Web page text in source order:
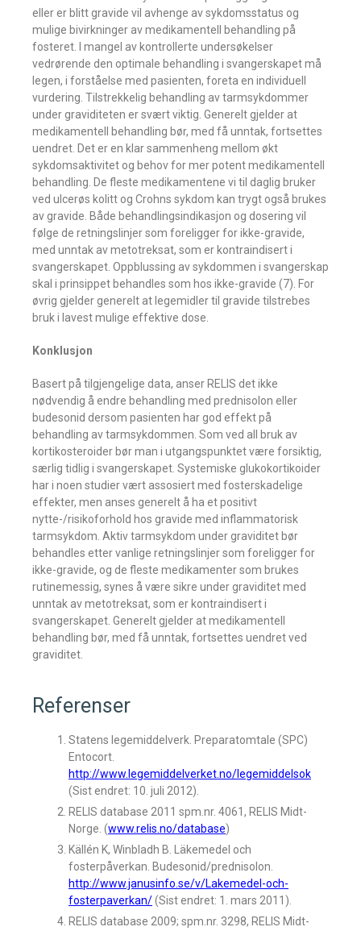
eller er blitt gravide vil avhenge av sykdomsstatus og
mulige bivirkninger av medikamentell behandling på
fosteret. I mangel av kontrollerte undersøkelser
vedrørende den optimale behandling i svangerskapet må
legen, i forståelse med pasienten, foreta en individuell
vurdering. Tilstrekkelig behandling av tarmsykdommer
under graviditeten er svært viktig. Generelt gjelder at
medikamentell behandling bør, med få unntak, fortsettes
uendret. Det er en klar sammenheng mellom økt
sykdomsaktivitet og behov for mer potent medikamentell
behandling. De fleste medikamentene vi til daglig bruker
ved ulcerøs kolitt og Crohns sykdom kan trygt også brukes
av gravide. Både behandlingsindikasjon og dosering vil
følge de retningslinjer som foreligger for ikke-gravide,
med unntak av metotreksat, som er kontraindisert i
svangerskapet. Oppblussing av sykdommen i svangerskap
skal i prinsippet behandles som hos ikke-gravide (7). For
øvrig gjelder generelt at legemidler til gravide tilstrebes
bruk i lavest mulige effektive dose.
Konklusjon
Basert på tilgjengelige data, anser RELIS det ikke
nødvendig å endre behandling med prednisolon eller
budesonid dersom pasienten har god effekt på
behandling av tarmsykdommen. Som ved all bruk av
kortikosteroider bør man i utgangspunktet være forsiktig,
særlig tidlig i svangerskapet. Systemiske glukokortikoider
har i noen studier vært assosiert med fosterskadelige
effekter, men anses generelt å ha et positivt
nytte-/risikoforhold hos gravide med inflammatorisk
tarmsykdom. Aktiv tarmsykdom under graviditet bør
behandles etter vanlige retningslinjer som foreligger for
ikke-gravide, og de fleste medikamenter som brukes
rutinemessig, synes å være sikre under graviditet med
unntak av metotreksat, som er kontraindisert i
svangerskapet. Generelt gjelder at medikamentell
behandling bør, med få unntak, fortsettes uendret ved
graviditet.
Referenser
Statens legemiddelverk. Preparatomtale (SPC)
Entocort.
http://www.legemiddelverket.no/legemiddelsok
(Sist endret: 10. juli 2012).
RELIS database 2011 spm.nr. 4061, RELIS Midt-
Norge. (www.relis.no/database)
Källén K, Winbladh B. Läkemedel och
fosterpåverkan. Budesonid/prednisolon.
http://www.janusinfo.se/v/Lakemedel-och-
fosterpaverkan/(Sist endret: 1. mars 2011).
RELIS database 2009; spm.nr. 3298, RELIS Midt-